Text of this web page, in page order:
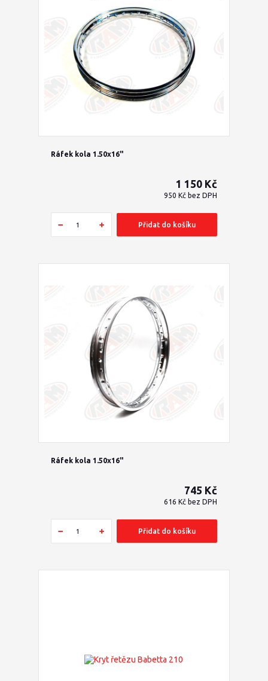
Ráfek kola 1.50x16"
1 150 Kč
950 Kč bez DPH
Přidat do košíku
Ráfek kola 1.50x16"
745 Kč
616 Kč bez DPH
Přidat do košíku